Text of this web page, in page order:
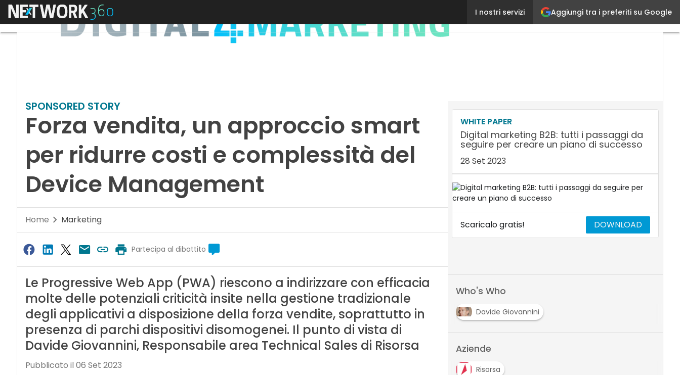
Aggiungi tra i preferiti su Google
I nostri servizi
Menu Forza vendita, un approccio smart per ridurre
SPONSORED STORY
Forza vendita, un approccio smart
per ridurre costi e complessità del
Device Management
Home Marketing
Partecipa al dibattito
Le Progressive Web App (PWA) riescono a indirizzare con efficacia
molte delle potenziali criticità insite nella gestione tradizionale
degli applicativi a disposizione della forza vendite, soprattutto in
presenza di parchi dispositivi disomogenei. Il punto di vista di
Davide Giovannini, Responsabile area Technical Sales di Risorsa
Pubblicato il 06 Set 2023
WHITE PAPER
Digital marketing B2B: tutti i passaggi da
seguire per creare un piano di successo
28 Set 2023
Scaricalo gratis! DOWNLOAD
Who's Who
Davide Giovannini
Aziende
Risorsa